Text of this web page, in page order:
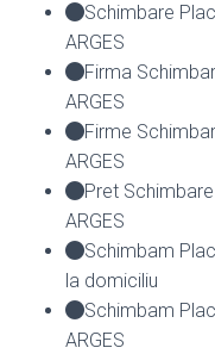
Schimbare
ARGES
Firma
ARGES
Firme
ARGES
Pret
ARGES
Schimbam
la domiciliu
Schimbam
ARGES